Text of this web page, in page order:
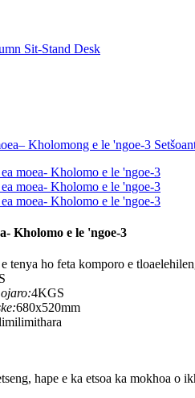
Sit-Stand Desk
Kholomo e le 'ngoe-3
tenya ho feta komporo e
4KGS
680x520mm
hape e ka etsoa ka mokhoa o